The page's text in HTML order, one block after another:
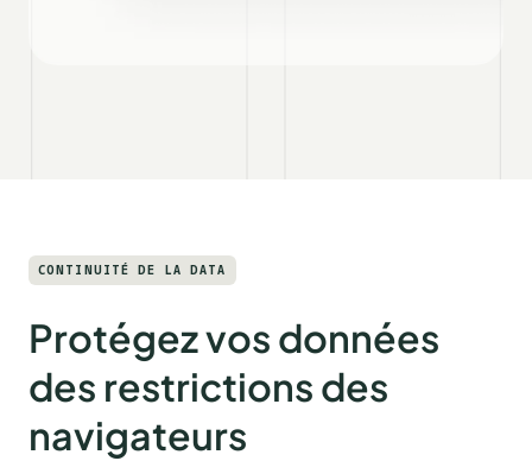
CONTINUITÉ DE LA DATA
Protégez vos données
des restrictions des
navigateurs